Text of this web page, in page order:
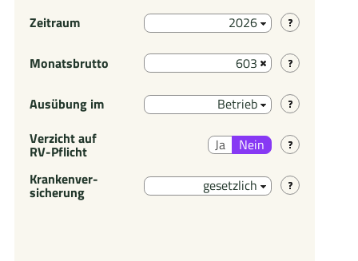
Zeitraum 2026
Monatsbrutto
Ausübung im
Betrieb
Verzicht auf
RV-Pflicht Ja
Nein
Krankenver-
sicherung gesetzlich